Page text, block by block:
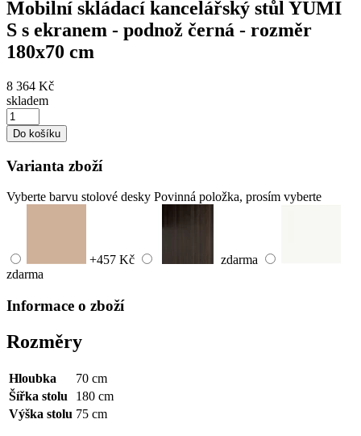
Mobilní skládací kancelářský stůl YUMI
S s ekranem - podnož černá - rozměr
180x70 cm
8 364 Kč
skladem
Do košíku
Varianta zboží
Vyberte barvu stolové desky Povinná položka, prosím vyberte
+457 Kč
zdarma
zdarma
Informace o zboží
Rozměry
Hloubka
70 cm
Šířka stolu
180 cm
Výška stolu 75 cm